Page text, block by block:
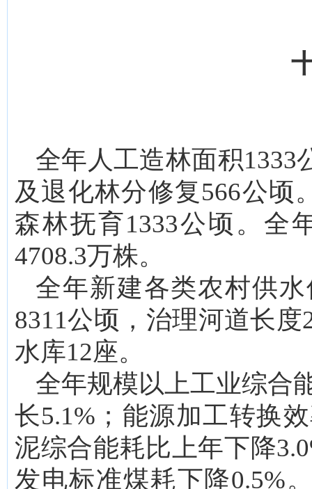
全年人工造林面积1333
及退化林分修复566公顷
森林抚育1333公顷。全
4708.3万株。
全年新建各类农村供
8311公顷，治理河道长
水库12座。
全年规模以上工业综合
长5.1%；能源加工转换
泥综合能耗比上年下降
发电标准煤耗下降0.5%